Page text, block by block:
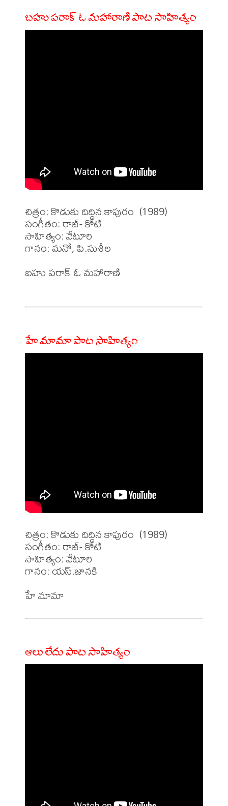
బహు పరాక్ ఓ మహారాణి పాట సాహిత్యం
చిత్రం: కొడుకు దిద్దిన కాపురం  (1989)
సంగీతం: రాజ్- కోటి
సాహిత్యం: వేటూరి
గానం: మనో, పి.సుశీల
బహు పరాక్ ఓ మహారాణి
హే మామా పాట సాహిత్యం
చిత్రం: కొడుకు దిద్దిన కాపురం  (1989)
సంగీతం: రాజ్- కోటి
సాహిత్యం: వేటూరి
గానం: యస్.జానకి
ఆలు లేదు పాట సాహిత్యం